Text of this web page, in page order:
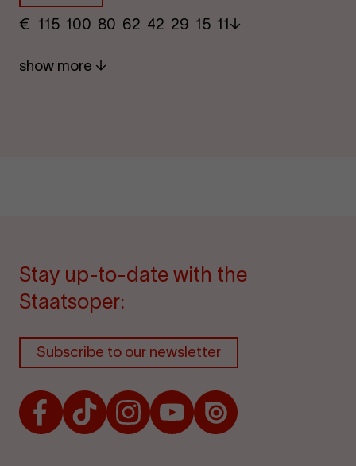
€ ​ 115 100 80​ 62 42 29​ 15 11
show more
Stay up-to-date with the
Staatsoper:
Subscribe to our newsletter
FacebookTikTokInstagramYoutubeIssuu